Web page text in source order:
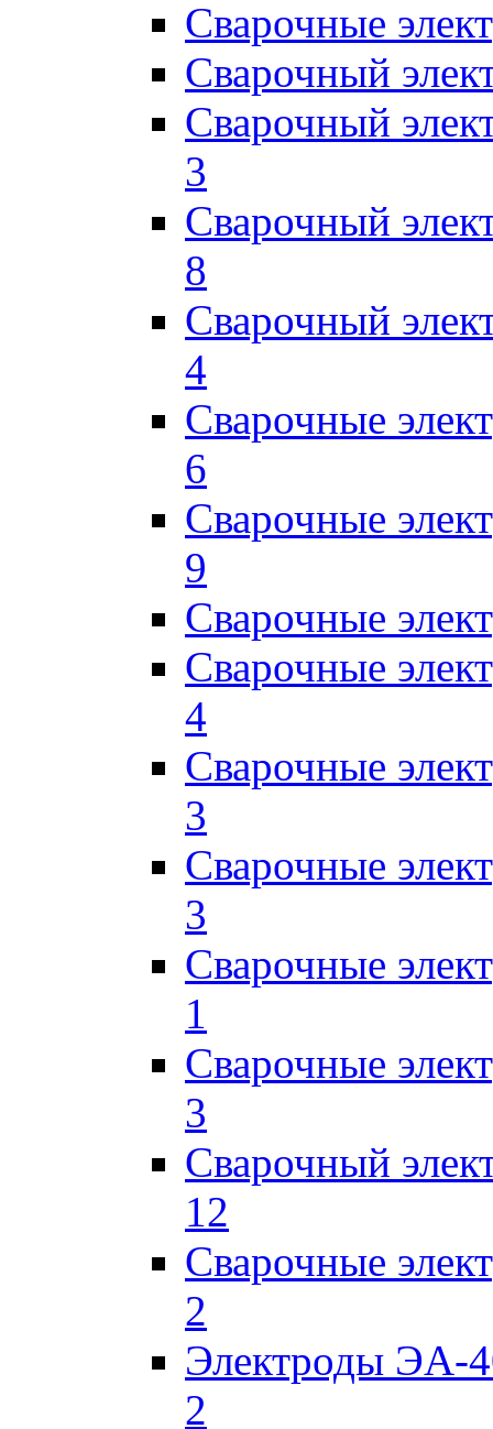
Сварочные
Сварочный
Сварочный
3
Сварочный
8
Сварочный
4
Сварочные
6
Сварочные
9
Сварочные
Сварочные
4
Сварочные
3
Сварочные
3
Сварочные
1
Сварочные
3
Сварочный
12
Сварочные
2
Электроды ЭА-
2